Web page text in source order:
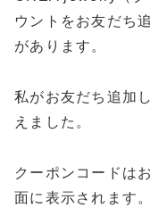
ウントをお友だち
があります。
私がお友だち追加
えました。
クーポンコードは
面に表示されます。